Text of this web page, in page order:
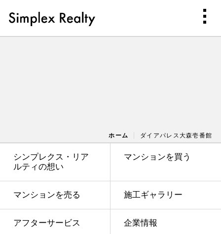
ホーム ダイアパレス大森壱番館
シンプレクス・リア
ルティの想い
マンションを買う
マンションを売る 施工ギャラリー
アフターサービス 企業情報